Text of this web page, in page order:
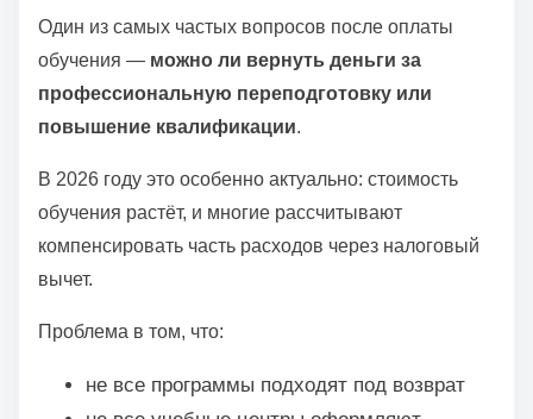
Один из самых частых вопросов после оплаты
обучения — можно ли вернуть деньги за
профессиональную переподготовку или
повышение квалификации.
В 2026 году это особенно актуально: стоимость
обучения растёт, и многие рассчитывают
компенсировать часть расходов через налоговый
вычет.
Проблема в том, что:
не все программы подходят под возврат